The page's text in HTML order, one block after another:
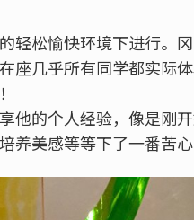
轻松愉快环境下进行。
座几乎所有同学都实际
他的个人经验，像是刚
养美感等等下了一番苦心